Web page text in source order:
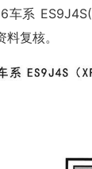
车系
复核。